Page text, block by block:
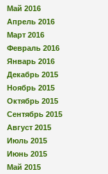
Май 2016
Апрель 2016
Март 2016
Февраль 2016
Январь 2016
Декабрь 2015
Ноябрь 2015
Октябрь 2015
Сентябрь 2015
Август 2015
Июль 2015
Июнь 2015
Май 2015